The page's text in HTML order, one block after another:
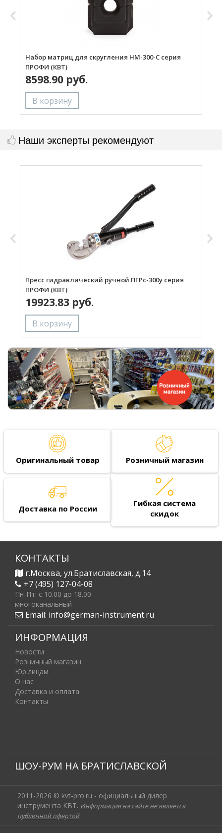
Набор матриц для скругления НМ-300-С серия
ПРОФИ (КВТ)
8598.90 руб.
Наши эксперты рекомендуют
Пресс гидравлический ручной ПГРс-300у серия
ПРОФИ (КВТ)
19923.83 руб.
Оригинальный товар Розничный магазин
Доставка по России
Гибкая система
скидок
КОНТАКТЫ
г.Москва, ул.Братиславская, д.14
+7 (495) 127-04-08
Пн-Пт: c 10.00 до 18.00
многоканальный
Email: info@german-instrument.ru
ИНФОРМАЦИЯ
Новости
Розничный магазин
Юр.лицам
О нас
Доставка и оплата
Контакты
ШОУ-РУМ НА БРАТИСЛАВСКОЙ
2011-2026 © kvt-pro.ru - официальный дилер
инструмента КВТ. Информация на сайте не является
публичной офертой